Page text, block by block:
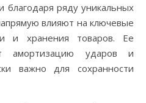
благодаря ряду уникальных
влияют на ключевые
и хранения товаров. Ее
амортизацию ударов и
важно для сохранности